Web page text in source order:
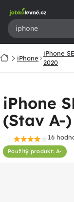
obsah
DomůiPhone
iPhone SE
2020
iPhone
(Stav A-
Použitý produkt: A-
Průměrné
hodnocení
16